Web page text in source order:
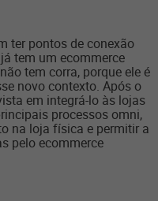
ter pontos de conexão
tem um ecommerce
tem corra, porque ele é
novo contexto. Após o
em integrá-lo às lojas
processos omni,
na loja física e permitir a
pelo ecommerce